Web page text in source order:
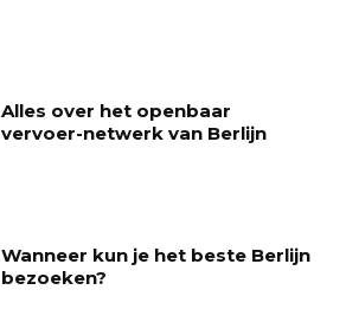
Alles over het openbaar
vervoer-netwerk van Berlijn
Wanneer kun je het beste Berlijn
bezoeken?